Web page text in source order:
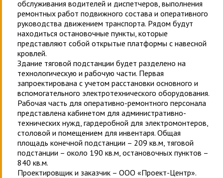
обслуживания водителей и диспетчеров, выполнения
ремонтных работ подвижного состава и оперативного
руководства движением транспорта. Рядом будут
находиться остановочные пункты, которые
представляют собой открытые платформы с навесной
кровлей.
Здание тяговой подстанции будет разделено на
технологическую и рабочую части. Первая
запроектирована с учетом расстановки основного и
вспомогательного электротехнического оборудования.
Рабочая часть для оперативно-ремонтного персонала
представлена кабинетом для административно-
технических нужд, гардеробной для электромонтеров,
столовой и помещением для инвентаря. Общая
площадь конечной подстанции – 209 кв.м, тяговой
подстанции – около 190 кв.м, остановочных пунктов –
840 кв.м.
Проектировщик и заказчик – ООО «Проект-Центр».